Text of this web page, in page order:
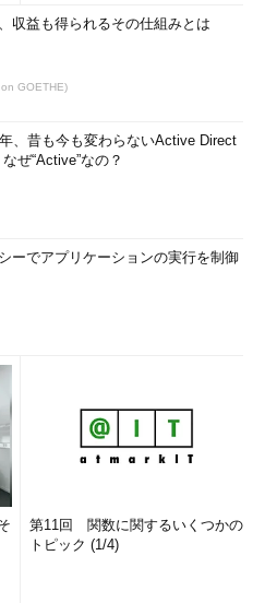
収益も得られるその仕組みとは
GOETHE)
、昔も今も変わらないActive Direct
ぜ“Active”なの？
ーでアプリケーションの実行を制御
第11回 関数に関するいくつかの
トピック (1/4)